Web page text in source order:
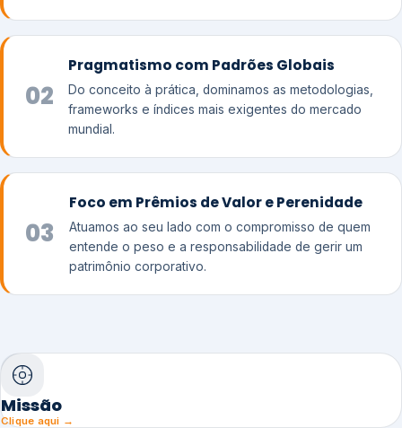
02
Pragmatismo com Padrões Globais
Do conceito à prática, dominamos as metodologias,
frameworks e índices mais exigentes do mercado
mundial.
03
Foco em Prêmios de Valor e Perenidade
Atuamos ao seu lado com o compromisso de quem
entende o peso e a responsabilidade de gerir um
patrimônio corporativo.
Missão
Clique aqui →